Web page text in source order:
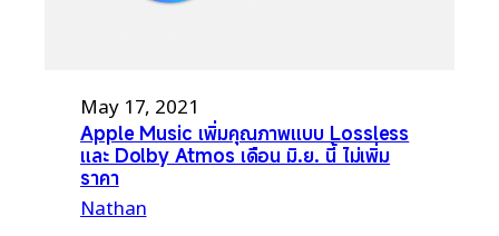
May 17, 2021
Apple Music เพิ่มคุณภาพแบบ Lossless
และ Dolby Atmos เดือน มิ.ย. นี้ ไม่เพิ่ม
ราคา
Nathan